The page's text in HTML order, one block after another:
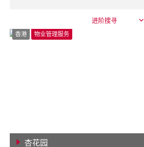
进阶搜寻
香港 物业管理服务
杏花园